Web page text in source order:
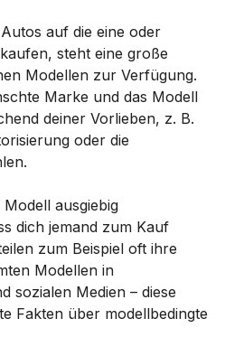
auf die eine oder
steht eine große
Modellen zur Verfügung.
Marke und das Modell
deiner Vorlieben, z. B.
oder die
ausgiebig
dich jemand zum Kauf
zum Beispiel oft ihre
Modellen in
sozialen Medien – diese
Fakten über modellbedingte